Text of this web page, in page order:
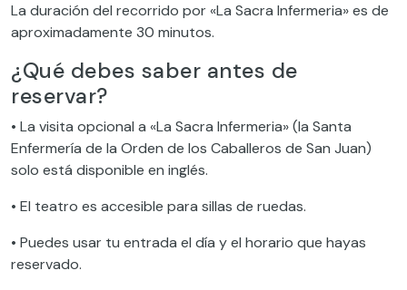
La duración del recorrido por «La Sacra Infermeria» es de
aproximadamente 30 minutos.
¿Qué debes saber antes de
reservar?
• La visita opcional a «La Sacra Infermeria» (la Santa
Enfermería de la Orden de los Caballeros de San Juan)
solo está disponible en inglés.
• El teatro es accesible para sillas de ruedas.
• Puedes usar tu entrada el día y el horario que hayas
reservado.